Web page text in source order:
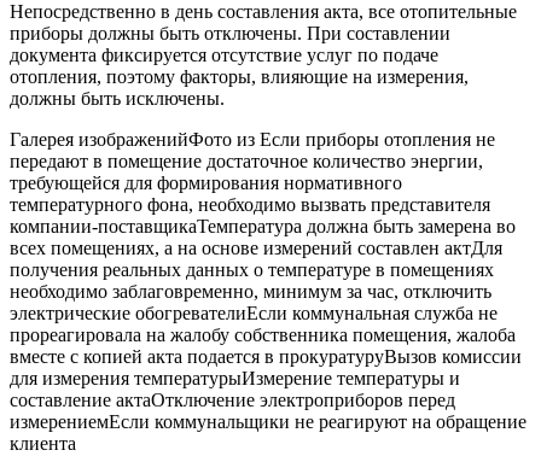
Непосредственно в день составления акта, все отопительные
приборы должны быть отключены. При составлении
документа фиксируется отсутствие услуг по подаче
отопления, поэтому факторы, влияющие на измерения,
должны быть исключены.
Галерея изображенийФото из Если приборы отопления не
передают в помещение достаточное количество энергии,
требующейся для формирования нормативного
температурного фона, необходимо вызвать представителя
компании-поставщикаТемпература должна быть замерена во
всех помещениях, а на основе измерений составлен актДля
получения реальных данных о температуре в помещениях
необходимо заблаговременно, минимум за час, отключить
электрические обогревателиЕсли коммунальная служба не
прореагировала на жалобу собственника помещения, жалоба
вместе с копией акта подается в прокуратуруВызов комиссии
для измерения температурыИзмерение температуры и
составление актаОтключение электроприборов перед
измерениемЕсли коммунальщики не реагируют на обращение
клиента